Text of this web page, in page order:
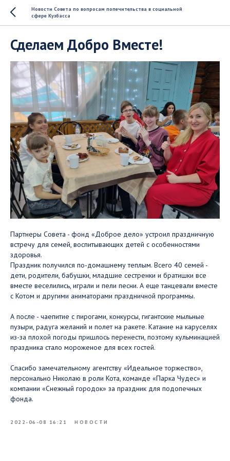
Новости Совета по вопросам попечительства в социальной
сфере Кузбасса
Сделаем Добро Вместе!
Партнеры Совета - фонд «Доброе дело» устроил праздничную
встречу для семей, воспитывающих детей с особенностями
здоровья.
Праздник получился по-домашнему теплым. Всего 40 семей -
дети, родители, бабушки, младшие сестренки и братишки все
вместе веселились, играли и пели песни. А еще танцевали вместе
с Котом и другими аниматорами праздничной программы.
А после - чаепитие с пирогами, конкурсы, гигантские мыльные
пузыри, радуга желаний и полет на ракете. Катание на каруселях
из-за плохой погоды пришлось перенести, поэтому кульминацией
праздника стало мороженое для всех гостей.
Спасибо замечательному агентству «Идеальное торжество»,
персонально Николаю в роли Кота, команде «Парка Чудес» и
компании «Снежный городок» за праздник для подопечных
фонда.
2022-06-08 16:21 НОВОСТИ